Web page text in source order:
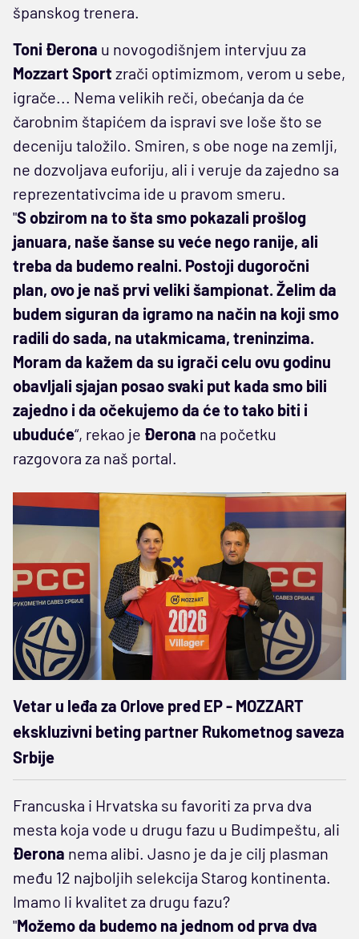
španskog trenera.
Toni Đerona u novogodišnjem intervjuu za
Mozzart Sport zrači optimizmom, verom u sebe,
igrače... Nema velikih reči, obećanja da će
čarobnim štapićem da ispravi sve loše što se
deceniju taložilo. Smiren, s obe noge na zemlji,
ne dozvoljava euforiju, ali i veruje da zajedno sa
reprezentativcima ide u pravom smeru.
"S obzirom na to šta smo pokazali prošlog
januara, naše šanse su veće nego ranije, ali
treba da budemo realni. Postoji dugoročni
plan, ovo je naš prvi veliki šampionat. Želim da
budem siguran da igramo na način na koji smo
radili do sada, na utakmicama, treninzima.
Moram da kažem da su igrači celu ovu godinu
obavljali sjajan posao svaki put kada smo bili
zajedno i da očekujemo da će to tako biti i
ubuduće“, rekao je Đerona na početku
razgovora za naš portal.
Vetar u leđa za Orlove pred EP - MOZZART
ekskluzivni beting partner Rukometnog saveza
Srbije
Francuska i Hrvatska su favoriti za prva dva
mesta koja vode u drugu fazu u Budimpeštu, ali
Đerona nema alibi. Jasno je da je cilj plasman
među 12 najboljih selekcija Starog kontinenta.
Imamo li kvalitet za drugu fazu?
"Možemo da budemo na jednom od prva dva